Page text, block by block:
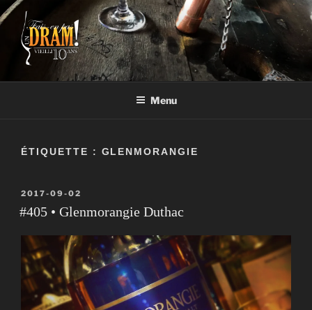
Aller
au
contenu
FAIS-EN PAS UN DRAM!
Un vrai blogue de péteux
Menu
ÉTIQUETTE : GLENMORANGIE
PUBLIÉ
LE
2017-09-02
#405 • Glenmorangie Duthac